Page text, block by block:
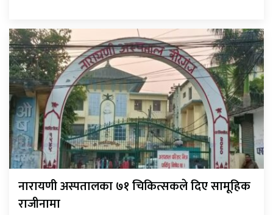
नारायणी अस्पतालका ७१ चिकित्सकले दिए सामूहिक
राजीनामा